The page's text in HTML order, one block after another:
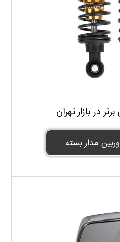
در بازار تهران
مدار بسته